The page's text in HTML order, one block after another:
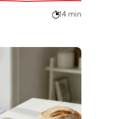
14 min